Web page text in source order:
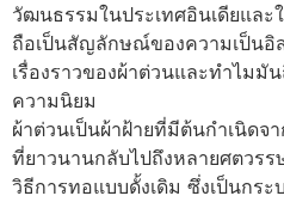
วัฒนธรรมในประเทศอินเดียและ
ถือเป็นสัญลักษณ์ของความเป็นอิ
เรื่องราวของผ้าต่วนและทำไม
ความนิยม ประวัติ
ผ้าต่วนเป็นผ้าฝ้ายที่มีต้นกำเนิดจ
ที่ยาวนานกลับไปถึงหลายศตวรร
วิธีการทอแบบดั้งเดิม ซึ่งเป็นกร